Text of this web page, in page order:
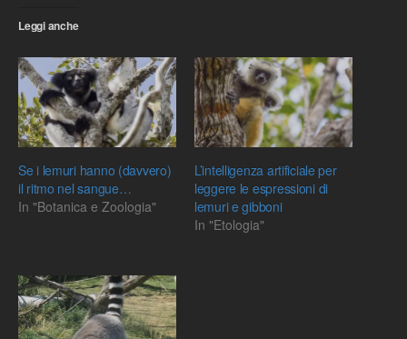
Leggi anche
Se i lemuri hanno (davvero)
il ritmo nel sangue…
In "Botanica e Zoologia"
L’intelligenza artificiale per
leggere le espressioni di
lemuri e gibboni
In "Etologia"